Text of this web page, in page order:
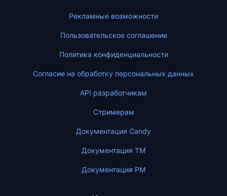
Рекламные возможности
Пользовательское соглашение
Политика конфиденциальности
Согласие на обработку персональных данных
API разработчикам
Стримерам
Документация Candy
Документация ТМ
Документация PM